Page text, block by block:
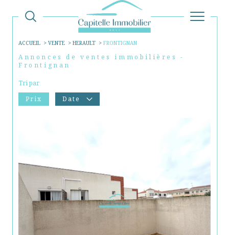
ACCUEIL VENTE HERAULT FRONTIGNAN
Annonces de ventes immobilières -
Frontignan
Tri par
Prix
Date